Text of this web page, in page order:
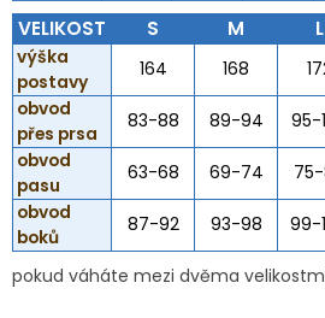
VELIKOST S M L
výška
postavy
164 168
obvod
přes prsa
83-88 89-94 95-
obvod
pasu
63-68 69-74
obvod
boků
87-92 93-98 99-
pokud váháte mezi dvěma